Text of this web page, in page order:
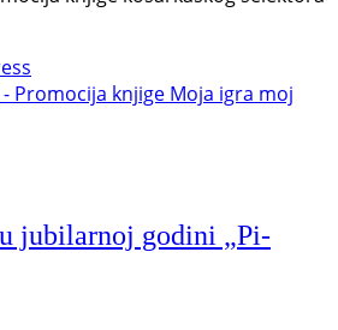
jubilarnoj godini „Pi-